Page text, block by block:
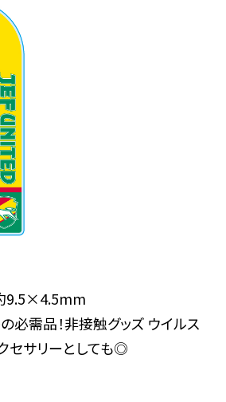
9.5×4.5mm
必需品！非接触グッズ ウイルス
セサリーとしても◎